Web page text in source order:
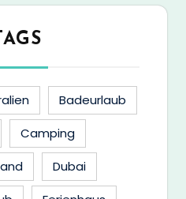
Badeurlaub
Camping
Dubai